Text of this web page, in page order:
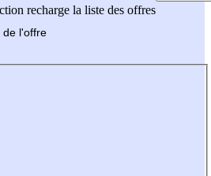
recharge la liste des offres
de l'offre